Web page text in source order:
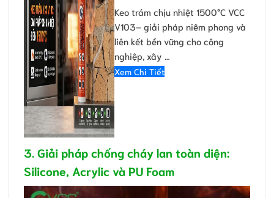
Keo trám chịu nhiệt 1500°C VCC
V103– giải pháp niêm phong và
liên kết bền vững cho công
nghiệp, xây …
Xem Chi Tiết
3. Giải pháp chống cháy lan toàn diện:
Silicone, Acrylic và PU Foam